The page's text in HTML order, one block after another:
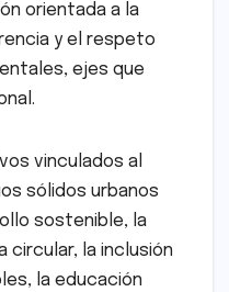
orientada a la
y el respeto
ejes que
vinculados al
sólidos urbanos
sostenible, la
circular, la inclusión
la educación